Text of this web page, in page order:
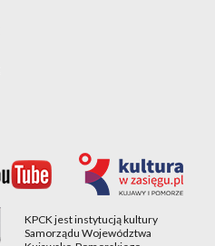
KPCK jest instytucją kultury
Samorządu Województwa